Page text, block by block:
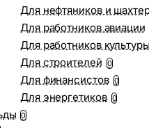
Для нефтяников и
Для работников авиации
Для работников
Для строителей 0
Для финансистов 0
Для энергетиков 0
0